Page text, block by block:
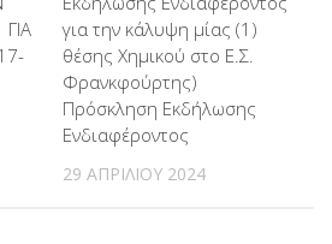
για την κάλυψη μίας (1)
θέσης Χημικού στο Ε.Σ.
Φρανκφούρτης)
Πρόσκληση Εκδήλωσης
Ενδιαφέροντος
29 ΑΠΡΙΛΊΟΥ 2024
(2.824)